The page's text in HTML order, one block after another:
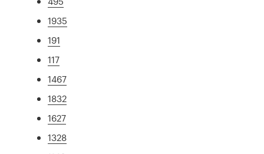
1935
191
117
1467
1832
1627
1328